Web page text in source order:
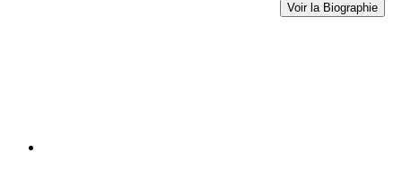
Voir la Biographie